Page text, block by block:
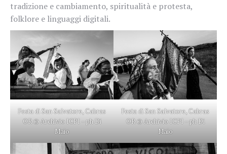
tradizione e cambiamento, spiritualità e protesta,
folklore e linguaggi digitali.
Festa di San Salvatore, Cabras
OR © Archivio ICPI – ph Di
Maio
Festa di San Salvatore, Cabras
OR © Archivio ICPI – ph Di
Maio